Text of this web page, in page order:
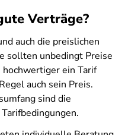
Verträge?
auch die preislichen
sollten unbedingt Preise
hochwertiger ein Tarif
auch sein Preis.
sind die